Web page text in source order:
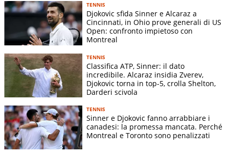
BNP Paribas
Open
OT
Jack Draper
(GBR)
S
6-4 4-6
6-7(5)
08/05
Internazionali
32mi
Dino Prizmic
24/05
Roland
Garros
1T
Giovanni
Mpetshi
Perricard (FRA)
V
6-1 6-4
27/05
Roland
Garros
32mi
(FRA)
3
29/05
Roland
Garros
Joao Fonseca
6-4 6-4
TENNIS
Djokovic sfida Sinner e Alcaraz a
Cincinnati, in Ohio prove generali di US
Open: confronto impietoso con
Montreal
TENNIS
Classifica ATP, Sinner: il dato
incredibile. Alcaraz insidia Zverev,
Djokovic torna in top-5, crolla Shelton,
Darderi scivola
TENNIS
Sinner e Djokovic fanno arrabbiare i
canadesi: la promessa mancata. Perché
Montreal e Toronto sono penalizzati